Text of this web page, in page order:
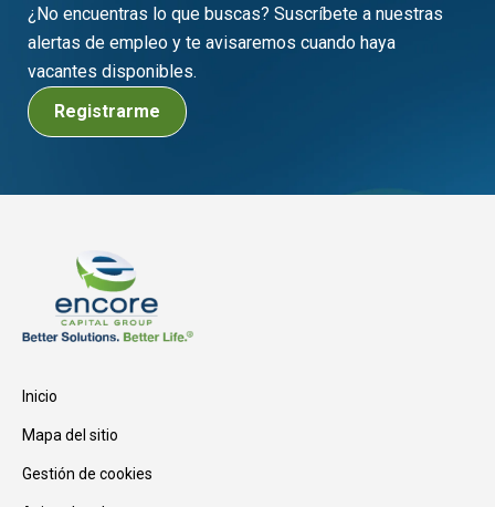
¿No encuentras lo que buscas? Suscríbete a nuestras
alertas de empleo y te avisaremos cuando haya
vacantes disponibles.
Registrarme
Inicio
Mapa del sitio
Gestión de cookies